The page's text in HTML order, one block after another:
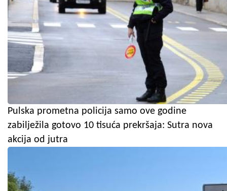
Pulska prometna policija samo ove godine
zabilježila gotovo 10 tisuća prekršaja: Sutra nova
akcija od jutra